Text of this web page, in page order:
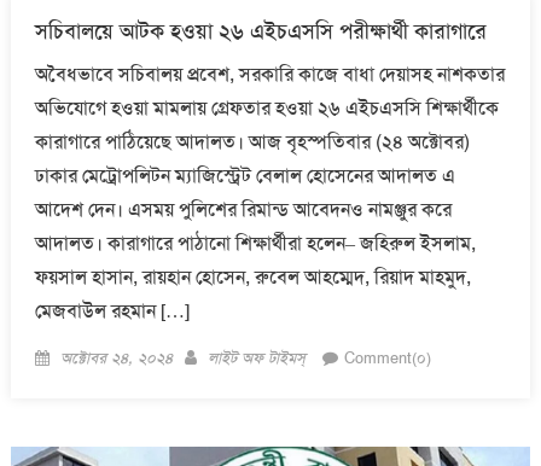
সচিবালয়ে আটক হওয়া ২৬ এইচএসসি পরীক্ষার্থী কারাগারে
অবৈধভাবে সচিবালয় প্রবেশ, সরকারি কাজে বাধা দেয়াসহ নাশকতার
অভিযোগে হওয়া মামলায় গ্রেফতার হওয়া ২৬ এইচএসসি শিক্ষার্থীকে
কারাগারে পাঠিয়েছে আদালত। আজ বৃহস্পতিবার (২৪ অক্টোবর)
ঢাকার মেট্রোপলিটন ম্যাজিস্ট্রেট বেলাল হোসেনের আদালত এ
আদেশ দেন। এসময় পুলিশের রিমান্ড আবেদনও নামঞ্জুর করে
আদালত। কারাগারে পাঠানো শিক্ষার্থীরা হলেন– জহিরুল ইসলাম,
ফয়সাল হাসান, রায়হান হোসেন, রুবেল আহম্মেদ, রিয়াদ মাহমুদ,
মেজবাউল রহমান […]
Posted
অক্টোবর ২৪, ২০২৪ Author
লাইট অফ টাইমস্ Comment(০)